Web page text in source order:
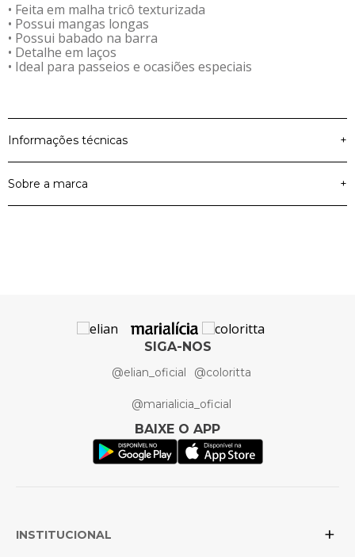
• Feita em malha tricô texturizada
• Possui mangas longas
• Possui babado na barra
• Detalhe em laços
• Ideal para passeios e ocasiões especiais
Informações técnicas +
Material Principal
Malha Tricô
Sobre a marca +
SIGA-NOS
@elian_oficial @coloritta
@marialicia_oficial
BAIXE O APP
INSTITUCIONAL +